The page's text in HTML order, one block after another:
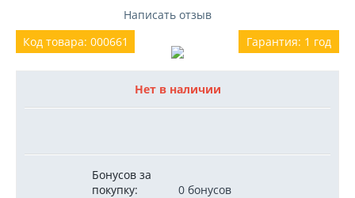
Написать отзыв
Гарантия: 1 год
Код товара: 000661
Нет в наличии
Бонусов за
покупку:
0 бонусов